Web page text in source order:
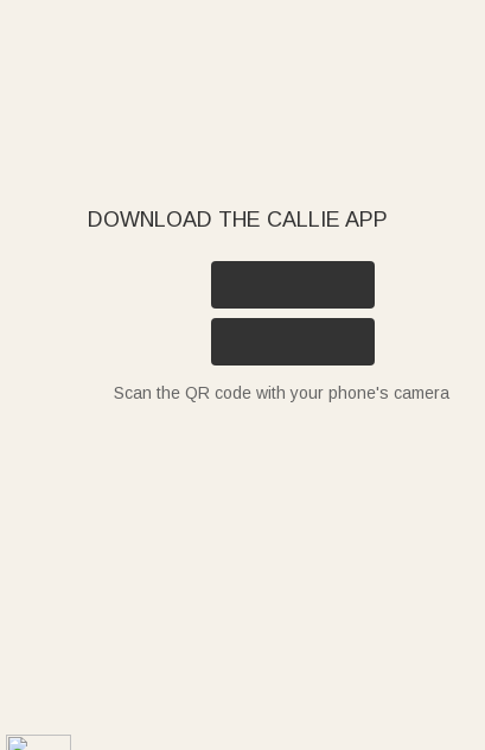
DOWNLOAD THE CALLIE APP
Scan the QR code with your phone's camera